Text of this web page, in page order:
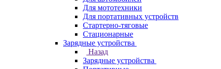
Для мототехники
Для портативных устройств
Стартерно-тяговые
Стационарные
Зарядные устройства
Назад
Зарядные устройства